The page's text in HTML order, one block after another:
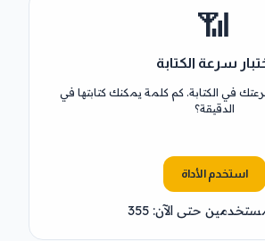
📶
سرعة الكتابة
في الكتابة. كم كلمة يمكنك كتابتها في
الدقيقة؟
استخدم الأداة
حتى الآن: 355